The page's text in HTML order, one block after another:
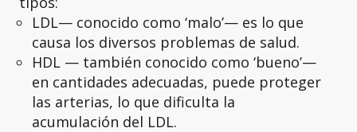
LDL— conocido como ‘malo’— es lo que
causa los diversos problemas de salud.
HDL — también conocido como ‘bueno’—
en cantidades adecuadas, puede proteger
las arterias, lo que dificulta la
acumulación del LDL.